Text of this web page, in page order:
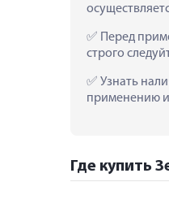
Перед
строго
Узнать
применению и
Где купить